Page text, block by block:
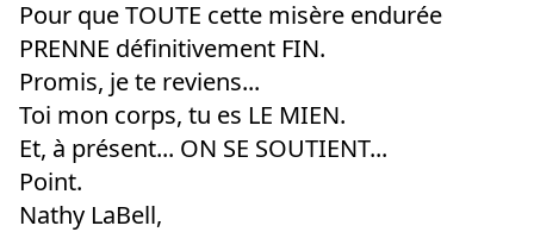
Pour que TOUTE cette misère endurée
PRENNE définitivement FIN.
Promis, je te reviens...
Toi mon corps, tu es LE MIEN.
Et, à présent... ON SE SOUTIENT...
Point.
Nathy LaBell,